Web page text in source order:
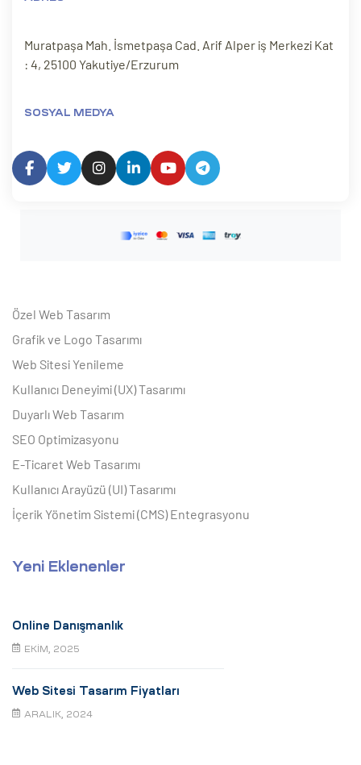
Muratpaşa Mah. İsmetpaşa Cad. Arif Alper iş Merkezi Kat
: 4, 25100 Yakutiye/Erzurum
SOSYAL MEDYA
Özel Web Tasarım
Grafik ve Logo Tasarımı
Web Sitesi Yenileme
Kullanıcı Deneyimi (UX) Tasarımı
Duyarlı Web Tasarım
SEO Optimizasyonu
E-Ticaret Web Tasarımı
Kullanıcı Arayüzü (UI) Tasarımı
İçerik Yönetim Sistemi (CMS) Entegrasyonu
Yeni Eklenenler
Online Danışmanlık
EKIM, 2025
Web Sitesi Tasarım Fiyatları
ARALIK, 2024